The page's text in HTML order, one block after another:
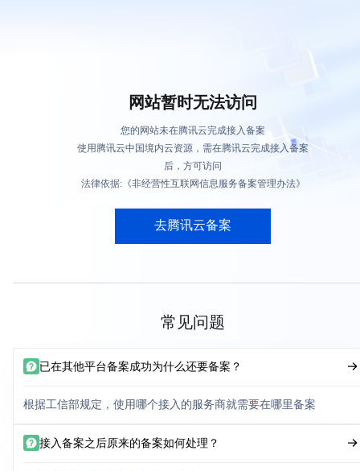
网站暂时无法访问
您的网站未在腾讯云完成接入备案
使用腾讯云中国境内云资源，需在腾讯云完成接入备案
后，方可访问
法律依据:《非经营性互联网信息服务备案管理办法》
去腾讯云备案
常见问题
已在其他平台备案成功为什么还要备案？
根据工信部规定，使用哪个接入的服务商就需要在哪里备案
接入备案之后原来的备案如何处理？